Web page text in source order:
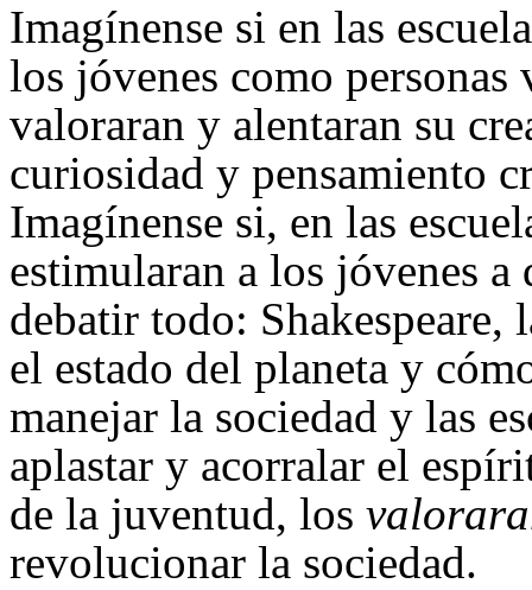
Imagínense si en las
los jóvenes como personas
valoraran y alentaran su
curiosidad y pensamiento
Imagínense si, en las
estimularan a los jóvenes
debatir todo: Shakespeare,
el estado del planeta y
manejar la sociedad y las
aplastar y acorralar el
de la juventud, los
revolucionar la sociedad.